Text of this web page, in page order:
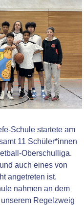
Schule startete am
11 Schüler*innen
Oberschulliga.
auch eines von
angetreten ist.
nahmen an dem
Regelzweig